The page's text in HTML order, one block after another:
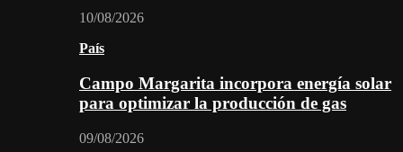
10/08/2026
País
Campo Margarita incorpora energía solar
para optimizar la producción de gas
09/08/2026